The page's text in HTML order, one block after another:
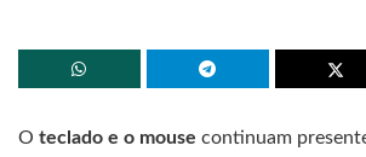
O teclado e o mouse continuam